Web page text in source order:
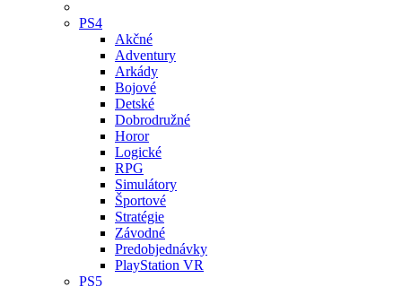
PS4
Akčné
Adventury
Arkády
Bojové
Detské
Dobrodružné
Horor
Logické
RPG
Simulátory
Športové
Stratégie
Závodné
Predobjednávky
PlayStation VR
PS5